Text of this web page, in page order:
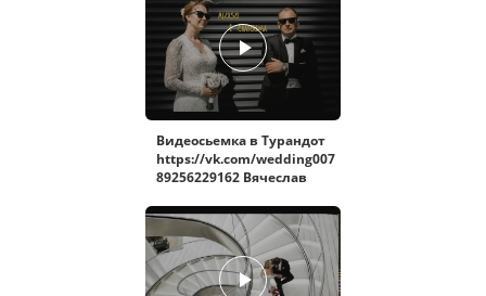
Видеосьемка в Турандот
https://vk.com/wedding007
89256229162 Вячеслав